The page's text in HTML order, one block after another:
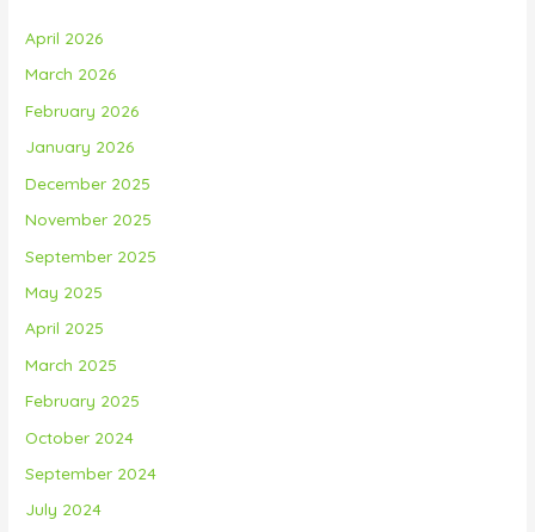
April 2026
March 2026
February 2026
January 2026
December 2025
November 2025
September 2025
May 2025
April 2025
March 2025
February 2025
October 2024
September 2024
July 2024